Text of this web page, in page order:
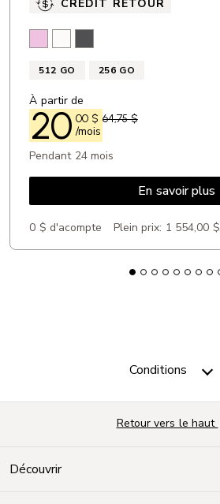
CRÉDIT RETOUR
512 GO 256 GO
À partir de
20 00 $
/mois
64,75 $
Pendant 24 mois
En savoir plus
0 $ d'acompte Plein prix: 1 554,00 $
Conditions
Découvrir
Retour vers le haut